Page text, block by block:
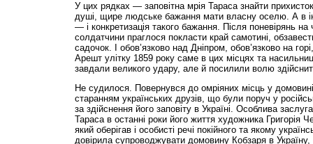
У цих рядках — заповітна мрія Тараса знайти
душі, щире людське бажання мати власну оселю. А в
— і конкретизація такого бажання. Після поневірянь на
солдатчини праглося покласти край самотині,
садочок. І обов’язково над Дніпром, обов’язково на
Арешт улітку 1859 року саме в цих місцях та
завдали великого удару, але й посилили волю
Не судилося. Повернувся до омріяних місць у
старанням українських друзів, що були поруч у
за здійснення його заповіту в Україні. Особлива
Тараса в останні роки його життя художника Григорія
який оберігав і особисті речі покійного та якому
довірила супроводжувати домовину Кобзаря в Україну,